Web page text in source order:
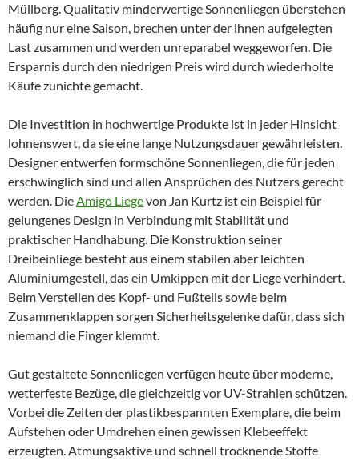
Müllberg. Qualitativ minderwertige Sonnenliegen überstehen
häufig nur eine Saison, brechen unter der ihnen aufgelegten
Last zusammen und werden unreparabel weggeworfen. Die
Ersparnis durch den niedrigen Preis wird durch wiederholte
Käufe zunichte gemacht.
Die Investition in hochwertige Produkte ist in jeder Hinsicht
lohnenswert, da sie eine lange Nutzungsdauer gewährleisten.
Designer entwerfen formschöne Sonnenliegen, die für jeden
erschwinglich sind und allen Ansprüchen des Nutzers gerecht
werden. DieAmigo Liegevon Jan Kurtz ist ein Beispiel für
gelungenes Design in Verbindung mit Stabilität und
praktischer Handhabung. Die Konstruktion seiner
Dreibeinliege besteht aus einem stabilen aber leichten
Aluminiumgestell, das ein Umkippen mit der Liege verhindert.
Beim Verstellen des Kopf- und Fußteils sowie beim
Zusammenklappen sorgen Sicherheitsgelenke dafür, dass sich
niemand die Finger klemmt.
Gut gestaltete Sonnenliegen verfügen heute über moderne,
wetterfeste Bezüge, die gleichzeitig vor UV-Strahlen schützen.
Vorbei die Zeiten der plastikbespannten Exemplare, die beim
Aufstehen oder Umdrehen einen gewissen Klebeeffekt
erzeugten. Atmungsaktive und schnell trocknende Stoffe